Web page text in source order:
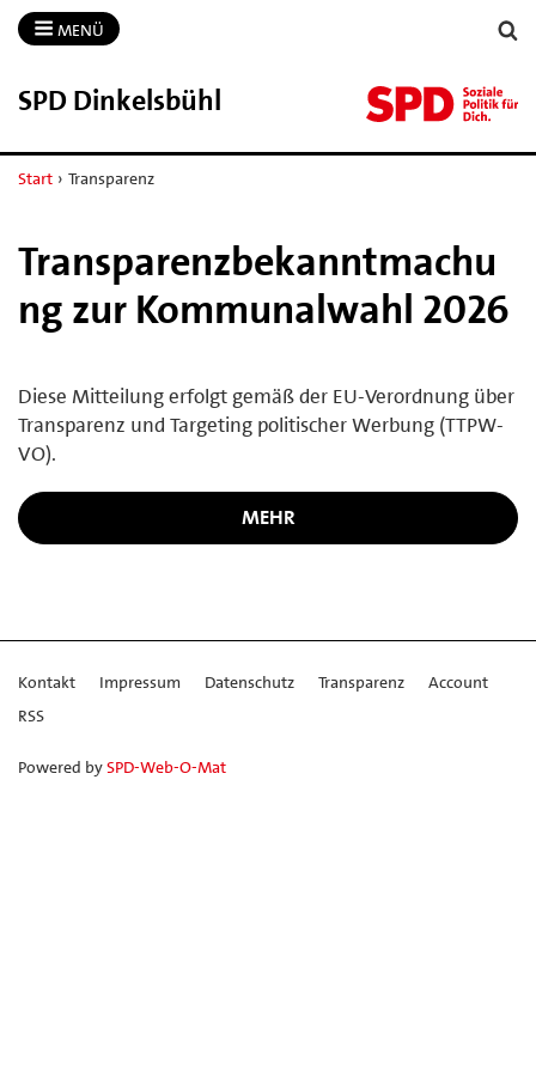
MENÜ
SPD Dinkelsbühl
Start › Transparenz
Transparenzbekanntmachu
ng zur Kommunalwahl 2026
Diese Mitteilung erfolgt gemäß der EU-Verordnung über
Transparenz und Targeting politischer Werbung (TTPW-
VO).
MEHR
Kontakt Impressum Datenschutz Transparenz
Account
RSS
Powered bySPD-Web-O-Mat